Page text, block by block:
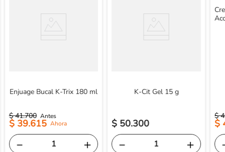
Enjuage Bucal K-Trix 180 ml
$ 41.700
$ 39.615
＋
－
K-Cit Gel 15 g
$ 50.300
＋
－
$
$